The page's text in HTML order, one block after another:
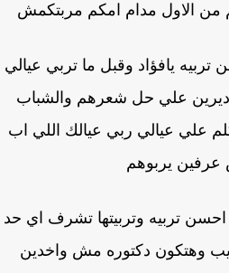
الاول مدام امكم مربتكمش
يافؤاد وقبل ما تربي عيالي
علي حل شعرهم والشباب
علي عيالي ربي عيالك اللي اب
يربوهم
تربيه وتربيتها تشرف اي حد
وهتكون دكتوره مش واخدين